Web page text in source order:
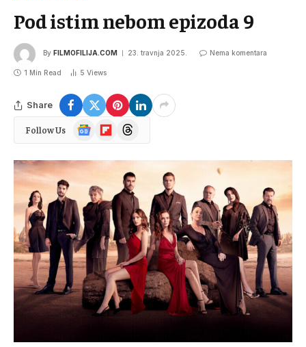
Pod istim nebom epizoda 9
By FILMOFILIJA.COM 23. travnja 2025. Nema komentara
1 Min Read 5 Views
Share
Follow Us
Google
News
FlipboardThreads